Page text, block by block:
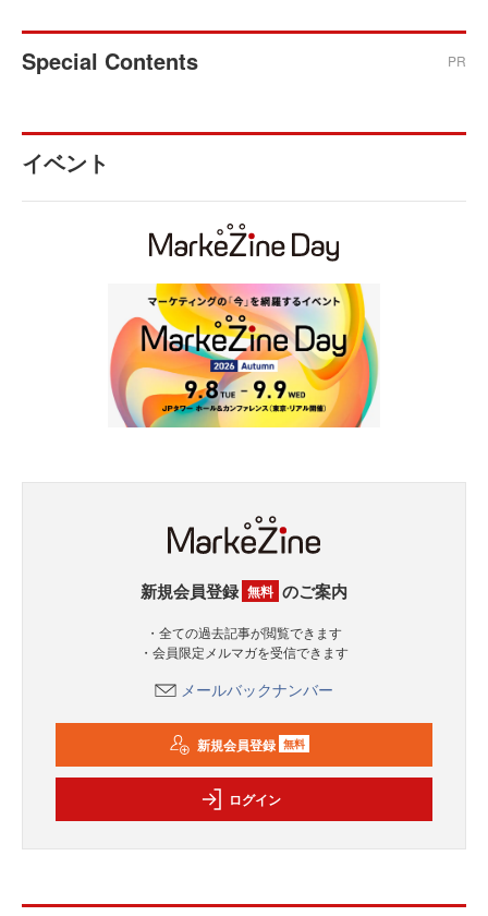
Special Contents PR
イベント
新規会員登録 無料 のご案内
・全ての過去記事が閲覧できます
・会員限定メルマガを受信できます
メールバックナンバー
新規会員登録 無料
ログイン